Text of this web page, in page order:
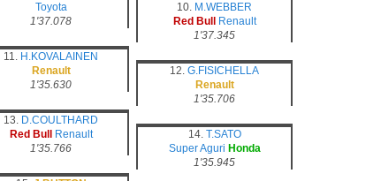
Toyota
1'37.078
10. M.WEBBER
Red Bull
Renault
1'37.345
11. H.KOVALAINEN
Renault
1'35.630
12. G.FISICHELLA
Renault
1'35.706
13. D.COULTHARD
Red Bull
Renault
1'35.766
14. T.SATO
Super Aguri Honda
1'35.945